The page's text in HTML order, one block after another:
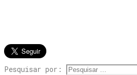
Pesquisar por: